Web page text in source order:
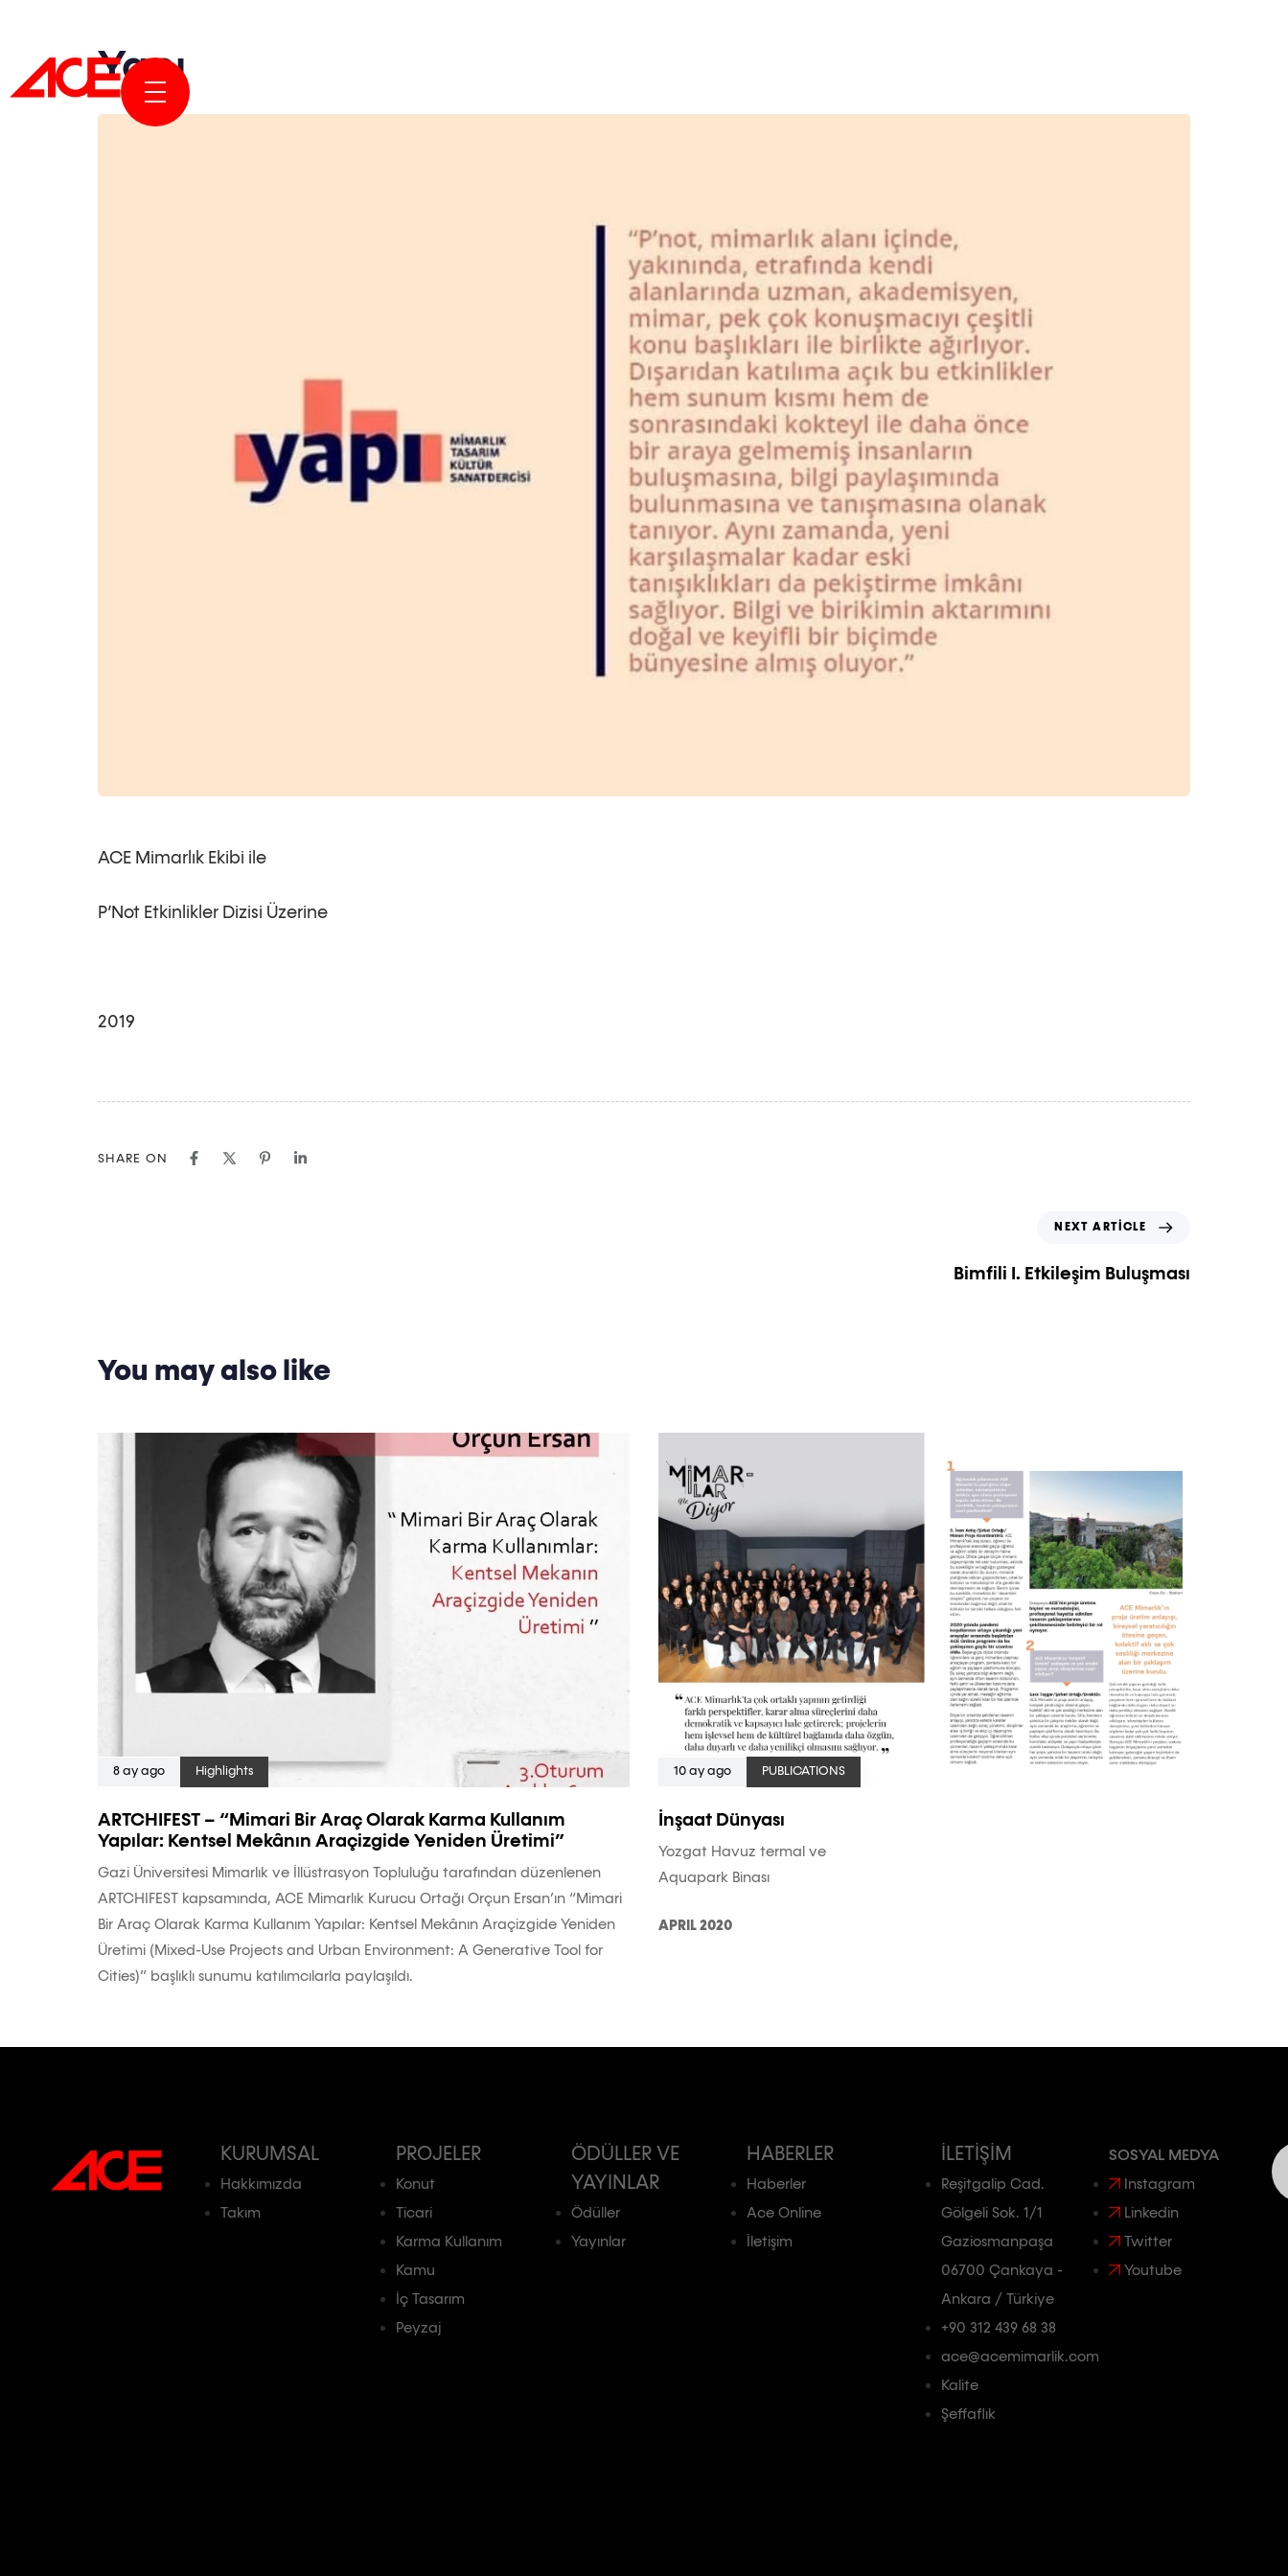
ÖDÜLLER & YAYINLAR
HABERLER & HİKAYELER
EN
Yapı
ACE Mimarlık Ekibi ile
P’Not Etkinlikler Dizisi Üzerine
2019
SHARE ON
NEXT ARTICLE
Bimfili I. Etkileşim Buluşması
You may also like
8 ay ago Highlights
ARTCHIFEST – “Mimari Bir Araç Olarak Karma Kullanım
Yapılar: Kentsel Mekânın Araçizgide Yeniden Üretimi”
Gazi Üniversitesi Mimarlık ve İllüstrasyon Topluluğu tarafından düzenlenen
ARTCHIFEST kapsamında, ACE Mimarlık Kurucu Ortağı Orçun Ersan’ın “Mimari
Bir Araç Olarak Karma Kullanım Yapılar: Kentsel Mekânın Araçizgide Yeniden
Üretimi (Mixed-Use Projects and Urban Environment: A Generative Tool for
Cities)” başlıklı sunumu katılımcılarla paylaşıldı.
10 ay ago PUBLICATIONS
İnşaat Dünyası
Yozgat Havuz termal ve
Aquapark Binası
APRIL 2020
KURUMSAL
Hakkımızda
Takım
PROJELER
Konut
Ticari
Karma Kullanım
Kamu
İç Tasarım
Peyzaj
ÖDÜLLER VE
YAYINLAR
Ödüller
Yayınlar
HABERLER
Haberler
Ace Online
İletişim
İLETIŞIM
Reşitgalip Cad.
Gölgeli Sok. 1/1
Gaziosmanpaşa
06700 Çankaya -
Ankara / Türkiye
+90 312 439 68 38
ace@acemimarlik.com
Kalite
Şeffaflık
SOSYAL MEDYA
Instagram
Linkedin
Twitter
Youtube